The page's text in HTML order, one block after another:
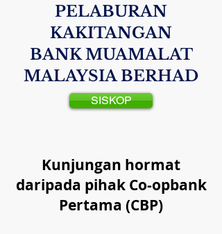
PELABURAN
KAKITANGAN
BANK MUAMALAT
MALAYSIA BERHAD
SISKOP
Kunjungan hormat
daripada pihak Co-opbank
Pertama (CBP)